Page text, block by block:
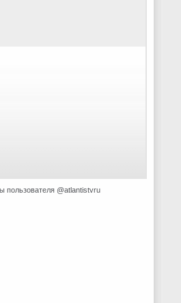
пользователя @atlantistvru